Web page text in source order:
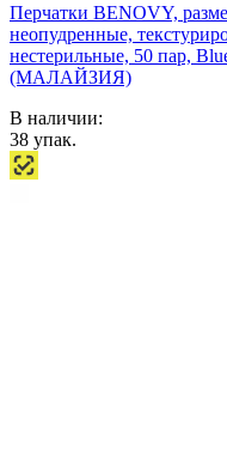
Перчатки BENOVY,
неопудренные,
нестерильные, 50 пар,
(МАЛАЙЗИЯ)
В наличии:
38 упак.